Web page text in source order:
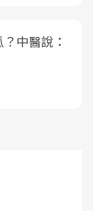
中醫說：